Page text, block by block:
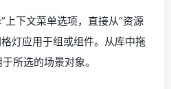
上下文菜单选项，直接从“资源
灯应用于组或组件。从库中拖
所选的场景对象。